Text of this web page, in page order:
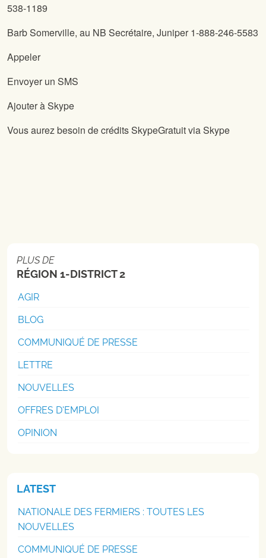
538-1189
Barb Somerville, au NB Secrétaire, Juniper 1-888-246-5583
Appeler
Envoyer un SMS
Ajouter à Skype
Vous aurez besoin de crédits SkypeGratuit via Skype
PLUS DE
RÉGION 1-DISTRICT 2
AGIR
BLOG
COMMUNIQUÉ DE PRESSE
LETTRE
NOUVELLES
OFFRES D'EMPLOI
OPINION
LATEST
NATIONALE DES FERMIERS : TOUTES LES
NOUVELLES
COMMUNIQUÉ DE PRESSE